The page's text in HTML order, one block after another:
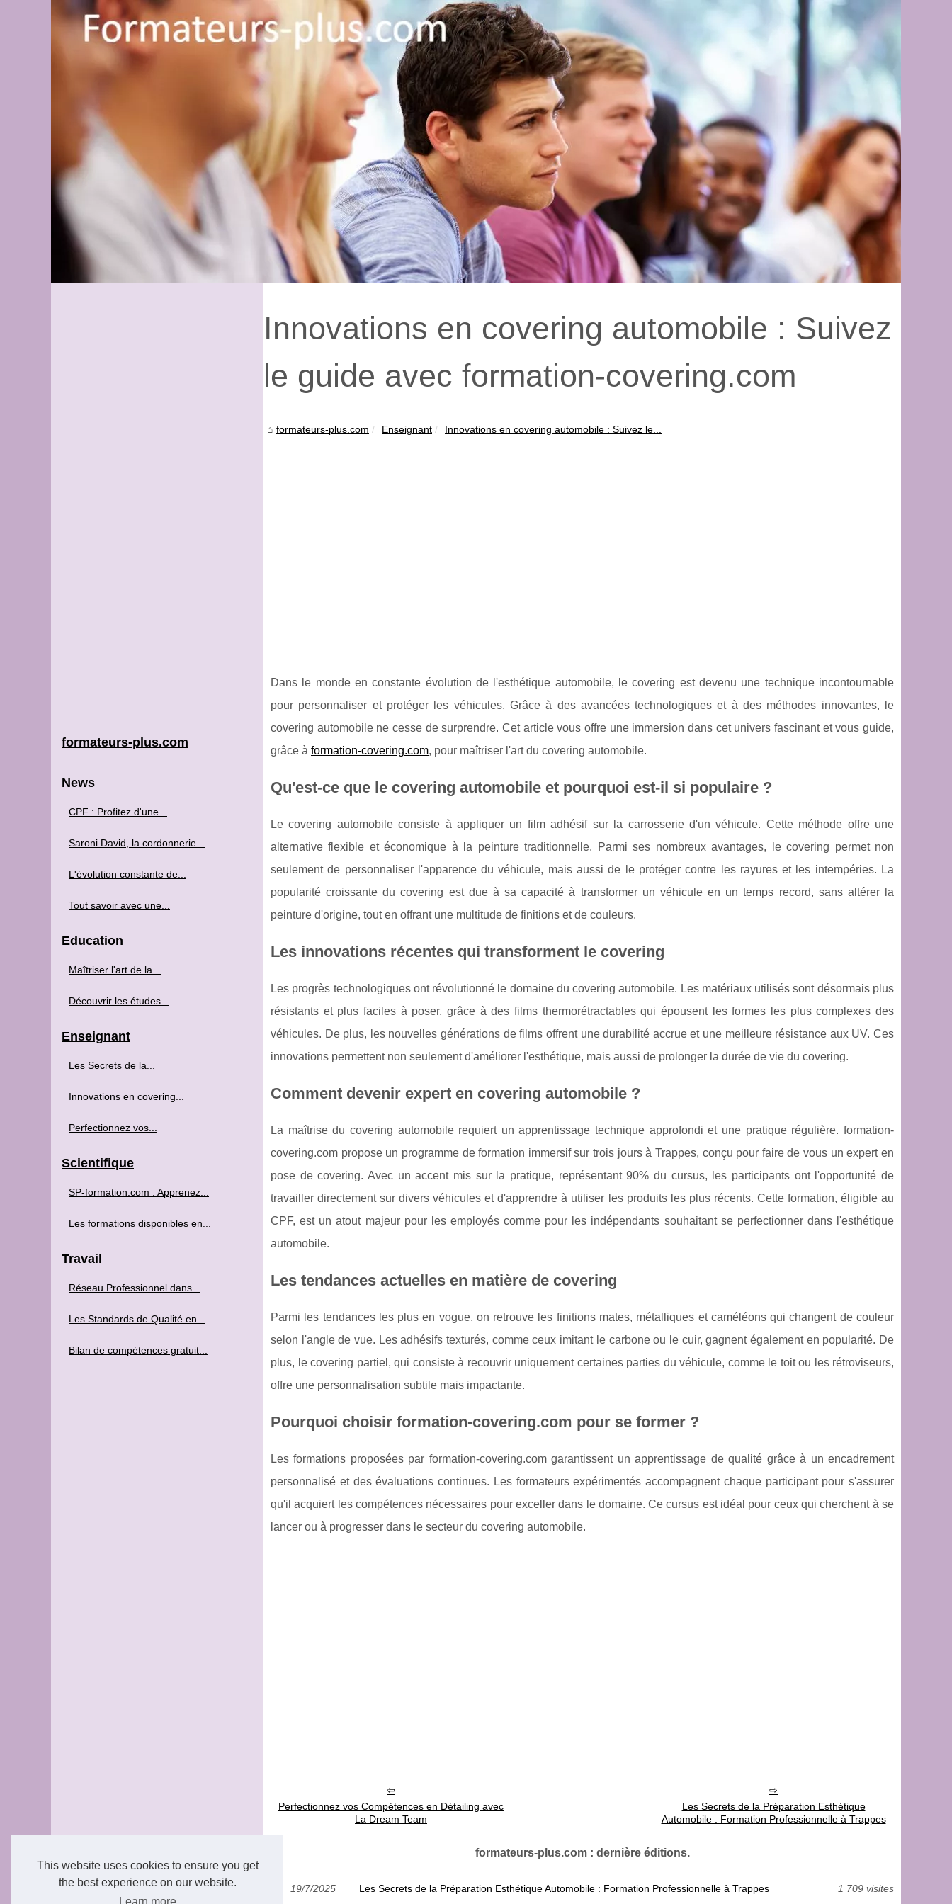
This website uses cookies to ensure you get
the best experience on our website.
Innovations en covering automobile : Suivez
le guide avec formation-covering.com
formateurs-plus.com Enseignant Innovations en covering automobile : Suivez le...
Dans le monde en constante évolution de l'esthétique automobile, le covering est devenu une technique incontournable
pour personnaliser et protéger les véhicules. Grâce à des avancées technologiques et à des méthodes innovantes, le
covering automobile ne cesse de surprendre. Cet article vous offre une immersion dans cet univers fascinant et vous guide,
grâce à formation-covering.com, pour maîtriser l'art du covering automobile.
Qu'est-ce que le covering automobile et pourquoi est-il si populaire ?
Le covering automobile consiste à appliquer un film adhésif sur la carrosserie d'un véhicule. Cette méthode offre une
alternative flexible et économique à la peinture traditionnelle. Parmi ses nombreux avantages, le covering permet non
seulement de personnaliser l'apparence du véhicule, mais aussi de le protéger contre les rayures et les intempéries. La
popularité croissante du covering est due à sa capacité à transformer un véhicule en un temps record, sans altérer la
peinture d'origine, tout en offrant une multitude de finitions et de couleurs.
Les innovations récentes qui transforment le covering
Les progrès technologiques ont révolutionné le domaine du covering automobile. Les matériaux utilisés sont désormais plus
résistants et plus faciles à poser, grâce à des films thermorétractables qui épousent les formes les plus complexes des
véhicules. De plus, les nouvelles générations de films offrent une durabilité accrue et une meilleure résistance aux UV. Ces
innovations permettent non seulement d'améliorer l'esthétique, mais aussi de prolonger la durée de vie du covering.
Comment devenir expert en covering automobile ?
La maîtrise du covering automobile requiert un apprentissage technique approfondi et une pratique régulière. formation-
covering.com propose un programme de formation immersif sur trois jours à Trappes, conçu pour faire de vous un expert en
pose de covering. Avec un accent mis sur la pratique, représentant 90% du cursus, les participants ont l'opportunité de
travailler directement sur divers véhicules et d'apprendre à utiliser les produits les plus récents. Cette formation, éligible au
CPF, est un atout majeur pour les employés comme pour les indépendants souhaitant se perfectionner dans l'esthétique
automobile.
Les tendances actuelles en matière de covering
Parmi les tendances les plus en vogue, on retrouve les finitions mates, métalliques et caméléons qui changent de couleur
selon l'angle de vue. Les adhésifs texturés, comme ceux imitant le carbone ou le cuir, gagnent également en popularité. De
plus, le covering partiel, qui consiste à recouvrir uniquement certaines parties du véhicule, comme le toit ou les rétroviseurs,
offre une personnalisation subtile mais impactante.
Pourquoi choisir formation-covering.com pour se former ?
Les formations proposées par formation-covering.com garantissent un apprentissage de qualité grâce à un encadrement
personnalisé et des évaluations continues. Les formateurs expérimentés accompagnent chaque participant pour s'assurer
qu'il acquiert les compétences nécessaires pour exceller dans le domaine. Ce cursus est idéal pour ceux qui cherchent à se
lancer ou à progresser dans le secteur du covering automobile.
Perfectionnez vos Compétences en Détailing avec
La Dream Team
Les Secrets de la Préparation Esthétique
Automobile : Formation Professionnelle à Trappes
formateurs-plus.com : dernière éditions.
19/7/2025 Les Secrets de la Préparation Esthétique Automobile : Formation Professionnelle à Trappes 1 709 visites
formateurs-plus.com
News
CPF : Profitez d'une...
Saroni David, la cordonnerie...
L'évolution constante de...
Tout savoir avec une...
Education
Maîtriser l'art de la...
Découvrir les études...
Enseignant
Les Secrets de la...
Innovations en covering...
Perfectionnez vos...
Scientifique
SP-formation.com : Apprenez...
Les formations disponibles en...
Travail
Réseau Professionnel dans...
Les Standards de Qualité en...
Bilan de compétences gratuit...